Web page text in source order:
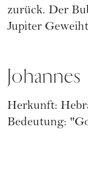
zurück. Der
Jupiter
Johannes
Herkunft:
Bedeutung: